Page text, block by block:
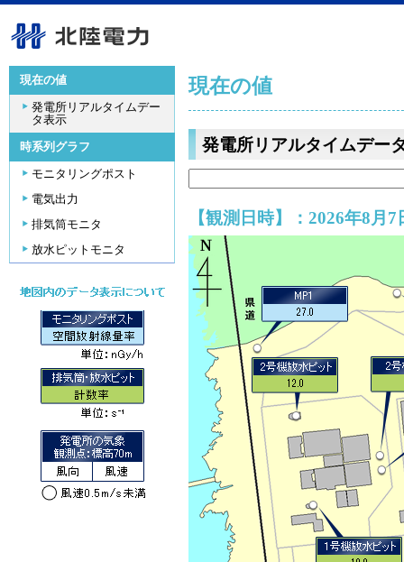
現在の値
発電所リアルタイムデー
タ表示
時系列グラフ
モニタリングポスト
電気出力
排気筒モニタ
放水ピットモニタ
現在の値
発電所リアルタイムデー
【観測日時】：2026年8月